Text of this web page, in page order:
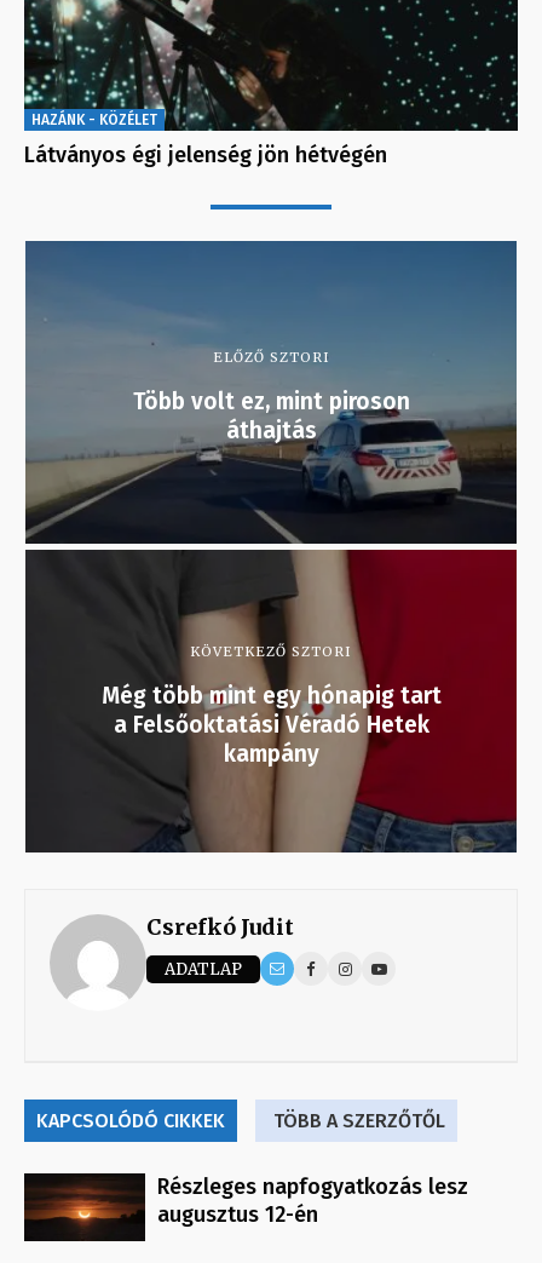
HAZÁNK - KÖZÉLET
Látványos égi jelenség jön hétvégén
ELŐZŐ SZTORI
Több volt ez, mint piroson
áthajtás
KÖVETKEZŐ SZTORI
Még több mint egy hónapig tart
a Felsőoktatási Véradó Hetek
kampány
Csrefkó Judit
ADATLAP
KAPCSOLÓDÓ CIKKEK TÖBB A SZERZŐTŐL
Részleges napfogyatkozás lesz
augusztus 12-én